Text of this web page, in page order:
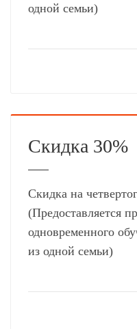
одной семьи)
Скидка 30%
Скидка на
(Предоставляется
одновременного
из одной семьи)